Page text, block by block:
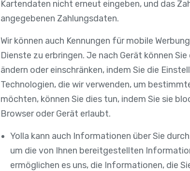
Kartendaten nicht erneut eingeben, und das
angegebenen Zahlungsdaten.
Wir können auch Kennungen für mobile
Dienste zu erbringen. Je nach Gerät können
ändern oder einschränken, indem Sie die
Technologien, die wir verwenden, um
möchten, können Sie dies tun, indem Sie sie
Browser oder Gerät erlaubt.
Yolla kann auch Informationen über Sie
um die von Ihnen bereitgestellten
ermöglichen es uns, die Informationen, die